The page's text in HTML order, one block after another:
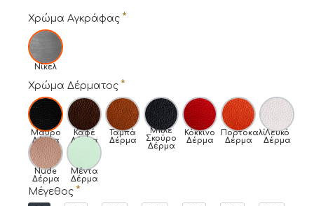
Χρώμα Αγκράφας
Νίκελ
Χρώμα Δέρματος
Μαύρο
Δέρμα
Καφέ
Δέρμα
Ταμπά
Δέρμα
Μπλε
Σκούρο
Δέρμα
Κόκκινο
Δέρμα
Πορτοκαλί
Δέρμα
Λευκό
Δέρμα
Nude
Δέρμα
Μέντα
Δέρμα
Μέγεθος